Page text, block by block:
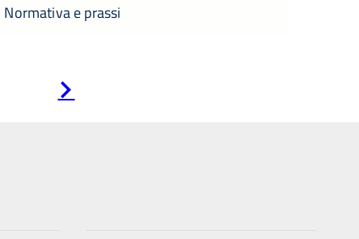
Normativa e prassi
successiva